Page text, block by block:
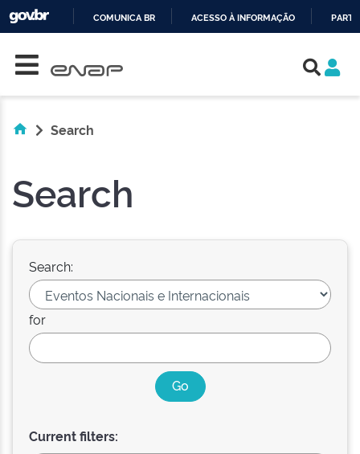
COMUNICA BR ACESSO À INFORMAÇÃO
Search
Search
Search:
for
Current filters: